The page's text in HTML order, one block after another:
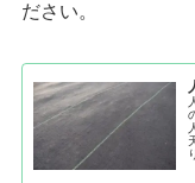
ださい。